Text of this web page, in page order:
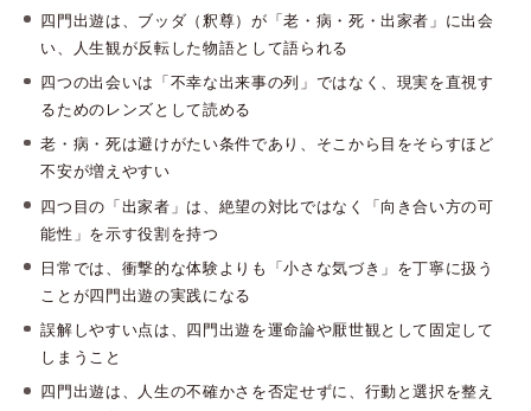
四門出遊は、ブッダ（釈尊）が「老・病・死・出家者」に出会
い、人生観が反転した物語として語られる
四つの出会いは「不幸な出来事の列」ではなく、現実を直視す
るためのレンズとして読める
老・病・死は避けがたい条件であり、そこから目をそらすほど
不安が増えやすい
四つ目の「出家者」は、絶望の対比ではなく「向き合い方の可
能性」を示す役割を持つ
日常では、衝撃的な体験よりも「小さな気づき」を丁寧に扱う
ことが四門出遊の実践になる
誤解しやすい点は、四門出遊を運命論や厭世観として固定して
しまうこと
四門出遊は、人生の不確かさを否定せずに、行動と選択を整え